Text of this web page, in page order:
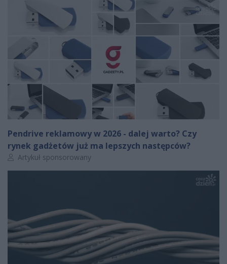
Pendrive reklamowy w 2026 - dalej warto? Czy
rynek gadżetów już ma lepszych następców?
Autor artykułu:
Artykuł sponsorowany